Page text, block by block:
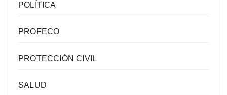
POLÍTICA
PROFECO
PROTECCIÓN CIVIL
SALUD